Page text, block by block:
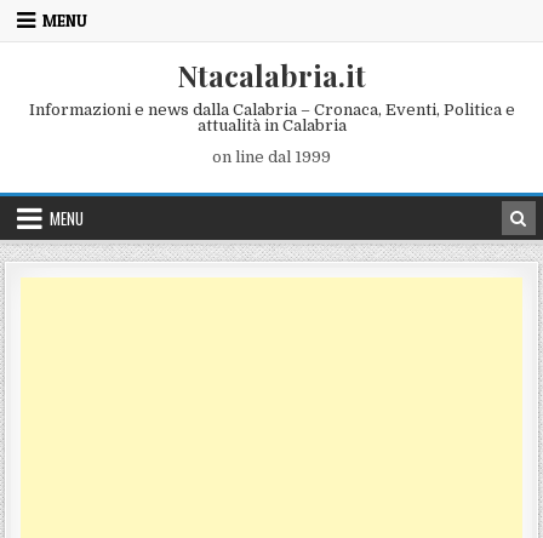
Skip to content
MENU
Ntacalabria.it
Informazioni e news dalla Calabria – Cronaca, Eventi, Politica e
attualità in Calabria
on line dal 1999
MENU